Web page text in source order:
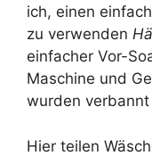
ich, einen
zu verwenden
einfacher Vor-
Maschine und
wurden
Hier teilen